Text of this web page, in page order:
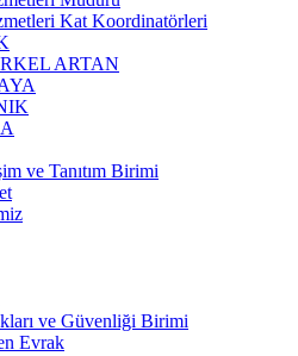
Kat Koordinatörleri
ARTAN
ve Tanıtım Birimi
ve Güvenliği Birimi
Evrak